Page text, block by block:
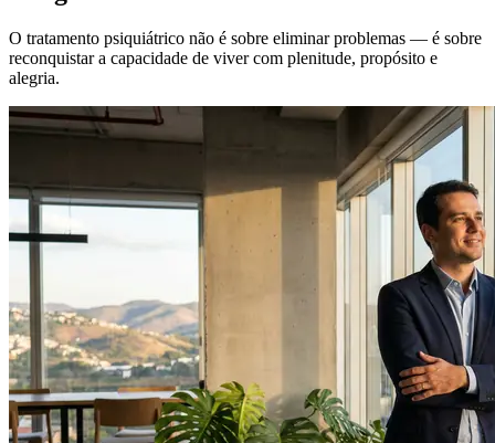
O tratamento psiquiátrico não é sobre eliminar problemas — é sobre
reconquistar a capacidade de viver com plenitude, propósito e
alegria.